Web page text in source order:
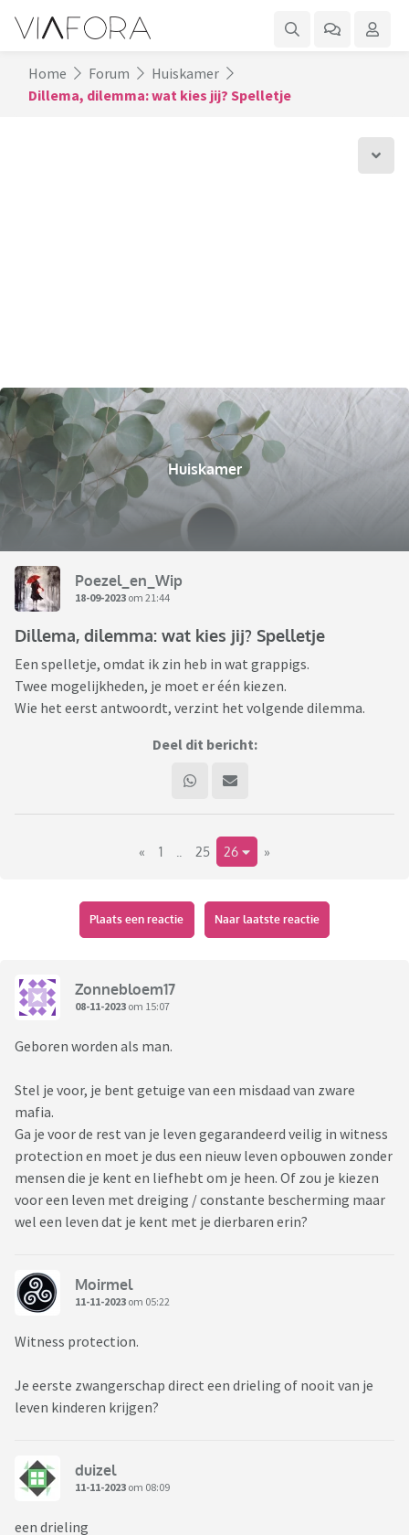
Home Forum
Huiskamer
Dillema, dilemma: wat kies jij? Spelletje
Huiskamer
Poezel_en_Wip
18-09-2023 om 21:44
Dillema, dilemma: wat kies jij? Spelletje
Een spelletje, omdat ik zin heb in wat grappigs.
Twee mogelijkheden, je moet er één kiezen.
Wie het eerst antwoordt, verzint het volgende dilemma.
Deel dit bericht:
« 1 25 26 »
Plaats een reactie Naar laatste reactie
Zonnebloem17
08-11-2023 om 15:07
Geboren worden als man.
Stel je voor, je bent getuige van een misdaad van zware
mafia.
Ga je voor de rest van je leven gegarandeerd veilig in witness
protection en moet je dus een nieuw leven opbouwen zonder
mensen die je kent en liefhebt om je heen. Of zou je kiezen
voor een leven met dreiging / constante bescherming maar
wel een leven dat je kent met je dierbaren erin?
Moirmel
11-11-2023 om 05:22
Witness protection.
Je eerste zwangerschap direct een drieling of nooit van je
leven kinderen krijgen?
duizel
11-11-2023 om 08:09
een drieling